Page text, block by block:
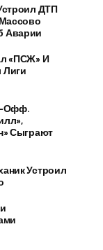
ДТП
Аварии
«ПСЖ» И
Офф.
Сыграют
Устроил